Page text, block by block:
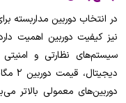
در انتخاب دوربین مداربسته
نیز کیفیت دوربین اهمیت